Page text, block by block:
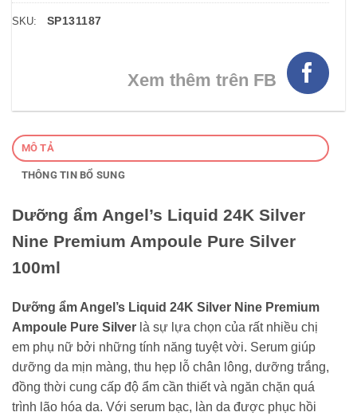
SKU: SP131187
Xem thêm trên FB
MÔ TẢ
THÔNG TIN BỔ SUNG
Dưỡng ẩm Angel’s Liquid 24K Silver
Nine Premium Ampoule Pure Silver
100ml
Dưỡng ẩm Angel’s Liquid 24K Silver Nine Premium
Ampoule Pure Silver là sự lựa chọn của rất nhiều chị
em phụ nữ bởi những tính năng tuyệt vời. Serum giúp
dưỡng da mịn màng, thu hẹp lỗ chân lông, dưỡng trắng,
đồng thời cung cấp độ ẩm cần thiết và ngăn chặn quá
trình lão hóa da. Với serum bạc, làn da được phục hồi